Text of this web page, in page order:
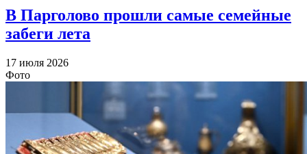
В Парголово прошли самые семейные
забеги лета
17 июля 2026
Фото